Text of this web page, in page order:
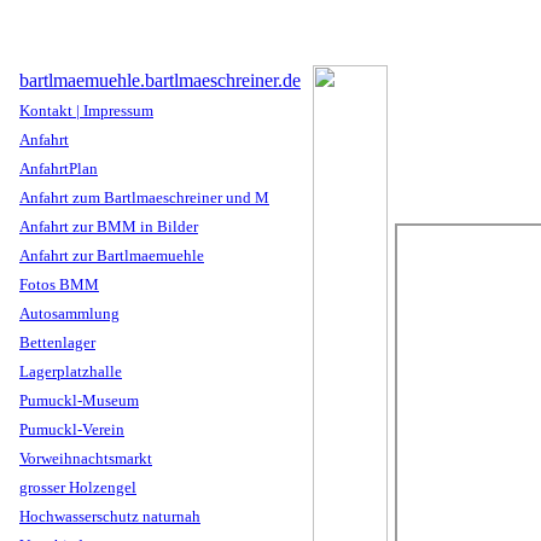
bartlmaemuehle.bartlmaeschreiner.de
Kontakt | Impressum
Anfahrt
AnfahrtPlan
Anfahrt zum Bartlmaeschreiner und M
Anfahrt zur BMM in Bilder
Anfahrt zur Bartlmaemuehle
Fotos BMM
Autosammlung
Bettenlager
Lagerplatzhalle
Pumuckl-Museum
Pumuckl-Verein
Vorweihnachtsmarkt
grosser Holzengel
Hochwasserschutz naturnah